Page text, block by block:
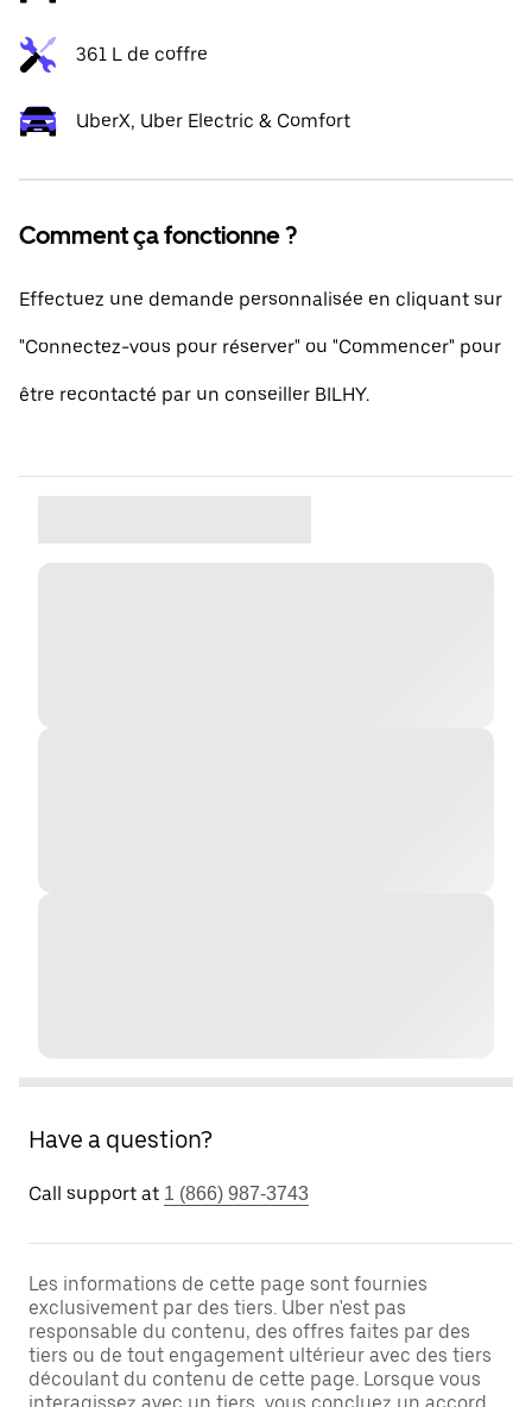
361 L de coffre
UberX, Uber Electric & Comfort
Comment ça fonctionne ?
Effectuez une demande personnalisée en cliquant sur
"Connectez-vous pour réserver" ou "Commencer" pour
être recontacté par un conseiller BILHY.
Have a question?
Call support at 1 (866) 987-3743
Les informations de cette page sont fournies
exclusivement par des tiers. Uber n'est pas
responsable du contenu, des offres faites par des
tiers ou de tout engagement ultérieur avec des tiers
découlant du contenu de cette page. Lorsque vous